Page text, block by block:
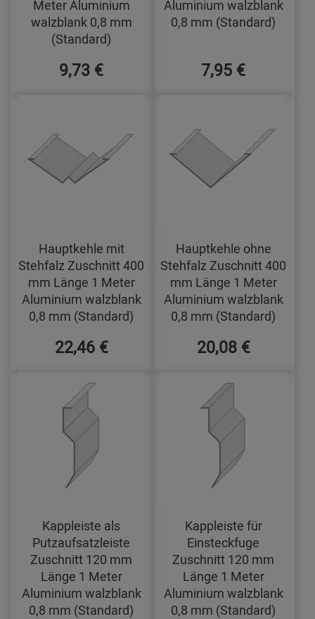
Meter Aluminium
walzblank 0,8 mm
(Standard)
9,73 €
Aluminium walzblank
0,8 mm (Standard)
7,95 €
Hauptkehle mit
Stehfalz Zuschnitt 400
mm Länge 1 Meter
Aluminium walzblank
0,8 mm (Standard)
22,46 €
Hauptkehle ohne
Stehfalz Zuschnitt 400
mm Länge 1 Meter
Aluminium walzblank
0,8 mm (Standard)
20,08 €
Kappleiste als
Putzaufsatzleiste
Zuschnitt 120 mm
Länge 1 Meter
Aluminium walzblank
0,8 mm (Standard)
Kappleiste für
Einsteckfuge
Zuschnitt 120 mm
Länge 1 Meter
Aluminium walzblank
0,8 mm (Standard)